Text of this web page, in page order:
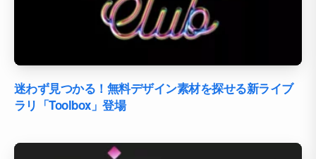
迷わず見つかる！無料デザイン素材を探せる新ライブ
ラリ「Toolbox」登場